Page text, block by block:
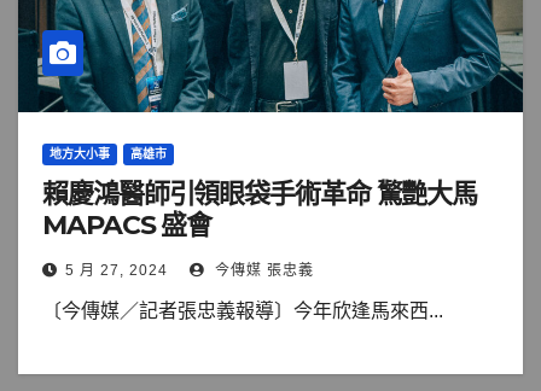
地方大小事 高雄市
賴慶鴻醫師引領眼袋手術革命 驚艷大馬
MAPACS 盛會
5 月 27, 2024 今傳媒 張忠義
〔今傳媒／記者張忠義報導〕今年欣逢馬來西...